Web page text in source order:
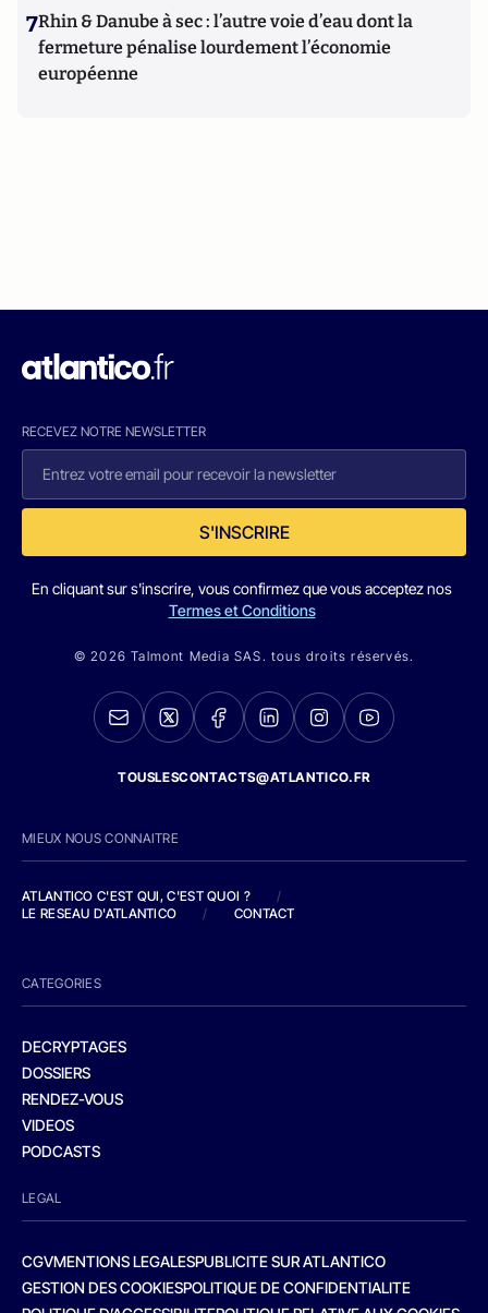
7Rhin & Danube à sec : l’autre voie d’eau dont la
fermeture pénalise lourdement l’économie
européenne
RECEVEZ NOTRE NEWSLETTER
S'INSCRIRE
En cliquant sur s'inscrire, vous confirmez que vous acceptez nos
Termes et Conditions
© 2026 Talmont Media SAS. tous droits réservés.
TOUSLESCONTACTS@ATLANTICO.FR
MIEUX NOUS CONNAITRE
ATLANTICO C'EST QUI, C'EST QUOI ?
/
LE RESEAU D'ATLANTICO
/ CONTACT
CATEGORIES
DECRYPTAGES
DOSSIERS
RENDEZ-VOUS
VIDEOS
PODCASTS
LEGAL
CGVMENTIONS LEGALESPUBLICITE SUR ATLANTICO
GESTION DES COOKIESPOLITIQUE DE CONFIDENTIALITE